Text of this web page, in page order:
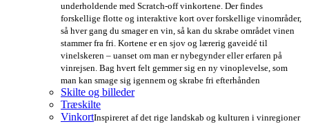
underholdende med Scratch-off vinkortene. Der findes
forskellige flotte og interaktive kort over forskellige vinområder,
så hver gang du smager en vin, så kan du skrabe området vinen
stammer fra fri. Kortene er en sjov og lærerig gaveidé til
vinelskeren – uanset om man er nybegynder eller erfaren på
vinrejsen. Bag hvert felt gemmer sig en ny vinoplevelse, som
man kan smage sig igennem og skrabe fri efterhånden
Skilte og billeder
Træskilte
VinkortInspireret af det rige landskab og kulturen i vinregioner